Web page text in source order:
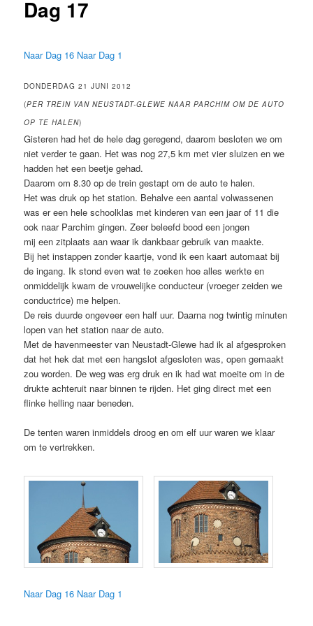
Dag 17
Naar Dag 16 Naar Dag 1
DONDERDAG 21 JUNI 2012
(PER TREIN VAN NEUSTADT-GLEWE NAAR PARCHIM OM DE AUTO
OP TE HALEN)
Gisteren had het de hele dag geregend, daarom besloten we om
niet verder te gaan. Het was nog 27,5 km met vier sluizen en we
hadden het een beetje gehad.
Daarom om 8.30 op de trein gestapt om de auto te halen.
Het was druk op het station. Behalve een aantal volwassenen
was er een hele schoolklas met kinderen van een jaar of 11 die
ook naar Parchim gingen. Zeer beleefd bood een jongen
mij een zitplaats aan waar ik dankbaar gebruik van maakte.
Bij het instappen zonder kaartje, vond ik een kaart automaat bij
de ingang. Ik stond even wat te zoeken hoe alles werkte en
onmiddelijk kwam de vrouwelijke conducteur (vroeger zeiden we
conductrice) me helpen.
De reis duurde ongeveer een half uur. Daarna nog twintig minuten
lopen van het station naar de auto.
Met de havenmeester van Neustadt-Glewe had ik al afgesproken
dat het hek dat met een hangslot afgesloten was, open gemaakt
zou worden. De weg was erg druk en ik had wat moeite om in de
drukte achteruit naar binnen te rijden. Het ging direct met een
flinke helling naar beneden.
De tenten waren inmiddels droog en om elf uur waren we klaar
om te vertrekken.
Naar Dag 16 Naar Dag 1